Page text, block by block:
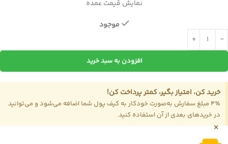
نمایش قیمت عمده
موجود
افزودن به سبد خرید
خرید کن، امتیاز بگیر، کمتر پرداخت کن!
4٪ مبلغ سفارش به‌صورت خودکار به کیف پول شما اضافه می‌شود و می‌توانید
در خریدهای بعدی از آن استفاده کنید.
×